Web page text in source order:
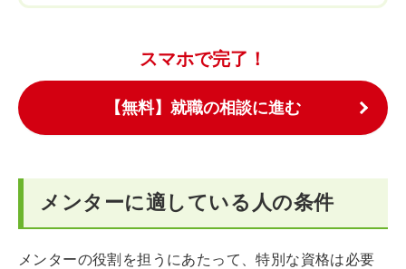
スマホで完了！
【無料】就職の相談に進む
メンターに適している人の条件
メンターの役割を担うにあたって、特別な資格は必要